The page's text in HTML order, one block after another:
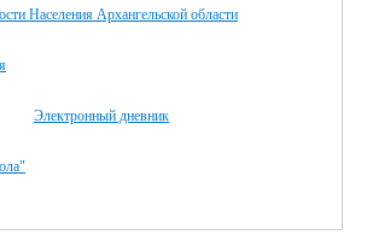
Населения Архангельской области
Электронный дневник